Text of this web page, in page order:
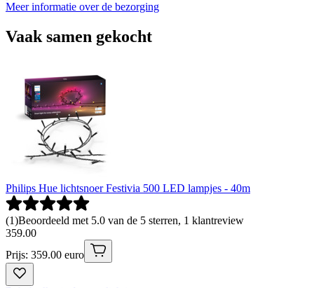
Meer informatie over de bezorging
Vaak samen gekocht
Philips Hue lichtsnoer Festivia 500 LED lampjes - 40m
(1)Beoordeeld met 5.0 van de 5 sterren, 1 klantreview
359.00
Prijs: 359.00 euro